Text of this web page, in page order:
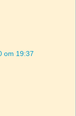
om 19:37